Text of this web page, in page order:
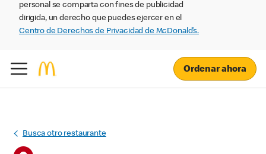
personal se comparta con fines de publicidad
dirigida, un derecho que puedes ejercer en el
Centro de Derechos de Privacidad de McDonald’s.
Ordenar ahora
Busca otro restaurante